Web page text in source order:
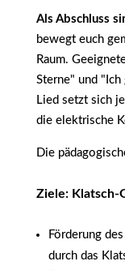
Als Abschluss
bewegt euch
Raum.
Sterne" und "Ich
Lied setzt sich
die elektrische
Die
Ziele: Klatsch-
Förderung
durch das